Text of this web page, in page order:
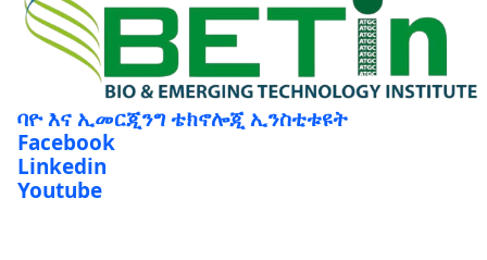
ባዮ እና ኢመርጂንግ ቴክኖሎጂ ኢንስቲቱዩት
Facebook
Linkedin
Youtube